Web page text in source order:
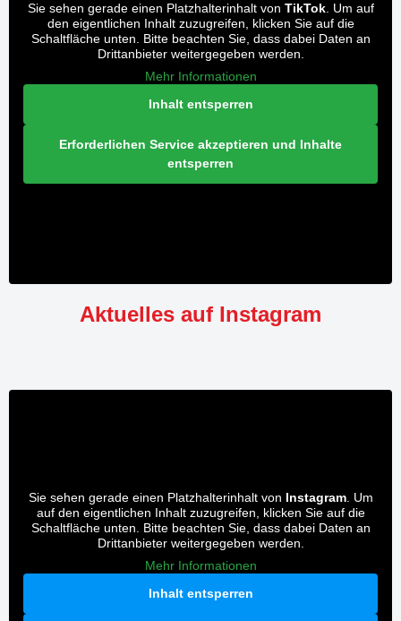
Sie sehen gerade einen Platzhalterinhalt von TikTok. Um auf
den eigentlichen Inhalt zuzugreifen, klicken Sie auf die
Schaltfläche unten. Bitte beachten Sie, dass dabei Daten an
Drittanbieter weitergegeben werden.
Mehr Informationen
Inhalt entsperren
Erforderlichen Service akzeptieren und Inhalte
entsperren
Aktuelles auf Instagram
Sie sehen gerade einen Platzhalterinhalt von Instagram. Um
auf den eigentlichen Inhalt zuzugreifen, klicken Sie auf die
Schaltfläche unten. Bitte beachten Sie, dass dabei Daten an
Drittanbieter weitergegeben werden.
Mehr Informationen
Inhalt entsperren